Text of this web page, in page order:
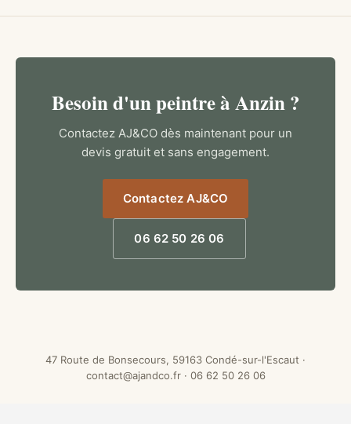
Besoin d'un peintre à Anzin ?
Contactez AJ&CO dès maintenant pour un
devis gratuit et sans engagement.
Contactez AJ&CO
06 62 50 26 06
47 Route de Bonsecours, 59163 Condé-sur-l'Escaut ·
contact@ajandco.fr· 06 62 50 26 06